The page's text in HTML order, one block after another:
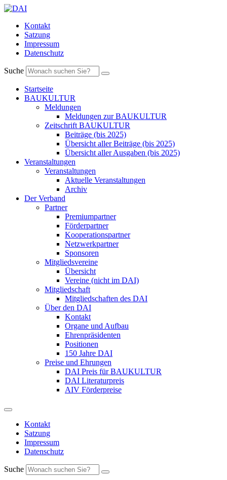
Kontakt
Satzung
Impressum
Datenschutz
Suche
Startseite
BAUKULTUR
Meldungen
Meldungen zur BAUKULTUR
Zeitschrift BAUKULTUR
Beiträge (bis 2025)
Übersicht aller Beiträge (bis 2025)
Übersicht aller Ausgaben (bis 2025)
Veranstaltungen
Veranstaltungen
Aktuelle Veranstaltungen
Archiv
Der Verband
Partner
Premiumpartner
Förderpartner
Kooperationspartner
Netzwerkpartner
Sponsoren
Mitgliedsvereine
Übersicht
Vereine (nicht im DAI)
Mitgliedschaft
Mitgliedschaften des DAI
Über den DAI
Kontakt
Organe und Aufbau
Ehrenpräsidenten
Positionen
150 Jahre DAI
Preise und Ehrungen
DAI Preis für BAUKULTUR
DAI Literaturpreis
AIV Förderpreise
Kontakt
Satzung
Impressum
Datenschutz
Suche